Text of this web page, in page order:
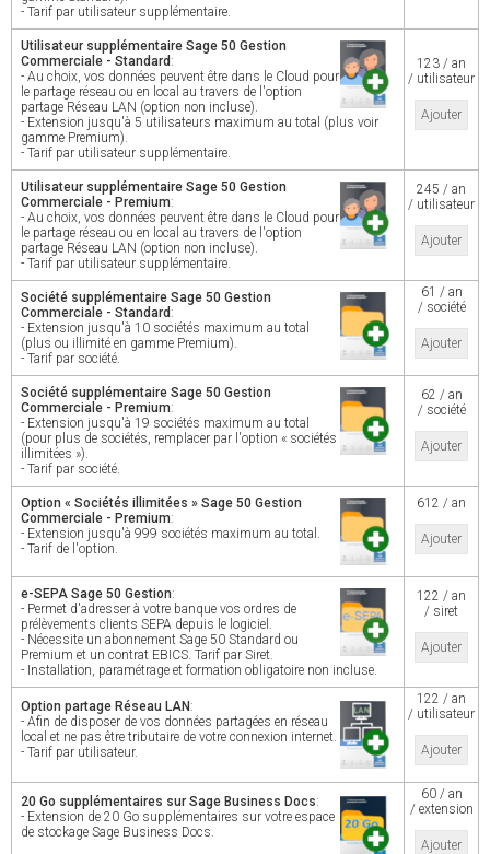
- Tarif par utilisateur supplémentaire.
Utilisateur supplémentaire Sage 50 Gestion
Commerciale - Standard:
- Au choix, vos données peuvent être dans le Cloud pour
le partage réseau ou en local au travers de l'option
partage Réseau LAN (option non incluse).
- Extension jusqu'à 5 utilisateurs maximum au total (plus voir
gamme Premium).
- Tarif par utilisateur supplémentaire.
123 / an
/ utilisateur
Ajouter
Utilisateur supplémentaire Sage 50 Gestion
Commerciale - Premium:
- Au choix, vos données peuvent être dans le Cloud pour
le partage réseau ou en local au travers de l'option
partage Réseau LAN (option non incluse).
- Tarif par utilisateur supplémentaire.
245 / an
/ utilisateur
Ajouter
Société supplémentaire Sage 50 Gestion
Commerciale - Standard:
- Extension jusqu'à 10 sociétés maximum au total
(plus ou illimité en gamme Premium).
- Tarif par société.
61 / an
/ société
Ajouter
Société supplémentaire Sage 50 Gestion
Commerciale - Premium:
- Extension jusqu'à 19 sociétés maximum au total
(pour plus de sociétés, remplacer par l'option « sociétés
illimitées »).
- Tarif par société.
62 / an
/ société
Ajouter
Option « Sociétés illimitées » Sage 50 Gestion
Commerciale - Premium:
- Extension jusqu'à 999 sociétés maximum au total.
- Tarif de l'option.
612 / an
Ajouter
e-SEPA Sage 50 Gestion:
- Permet d'adresser à votre banque vos ordres de
prélèvements clients SEPA depuis le logiciel.
- Nécessite un abonnement Sage 50 Standard ou
Premium et un contrat EBICS. Tarif par Siret.
- Installation, paramétrage et formation obligatoire non incluse.
122 / an
/ siret
Ajouter
Option partage Réseau LAN:
- Afin de disposer de vos données partagées en réseau
local et ne pas être tributaire de votre connexion internet.
- Tarif par utilisateur.
122 / an
/ utilisateur
Ajouter
20 Go supplémentaires sur Sage Business Docs:
- Extension de 20 Go supplémentaires sur votre espace
de stockage Sage Business Docs.
60 / an
/ extension
Ajouter